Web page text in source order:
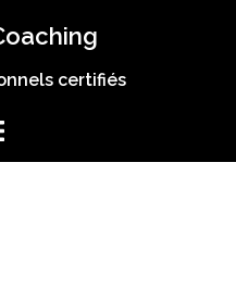
certifiés